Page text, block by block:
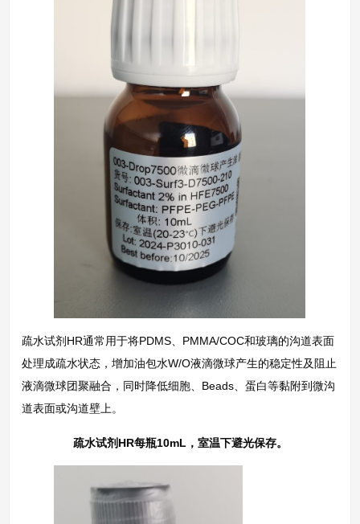
疏水试剂HR通常用于将PDMS、PMMA/COC和玻璃的沟道表面
处理成疏水状态，增加油包水W/O液滴微球产生的稳定性及阻止
液滴微球团聚融合，同时降低细胞、Beads、蛋白等黏附到微沟
道表面或沟道壁上。
疏水试剂HR每瓶10mL，室温下避光保存。